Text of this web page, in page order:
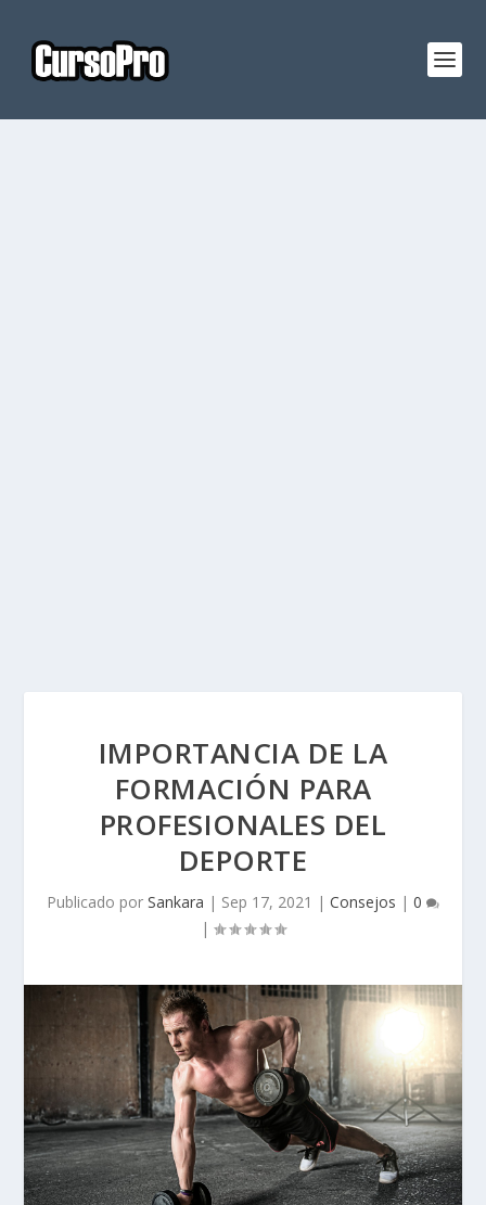
IMPORTANCIA DE LA
FORMACIÓN PARA
PROFESIONALES DEL
DEPORTE
Publicado por Sankara | Sep 17, 2021 | Consejos | 0
|